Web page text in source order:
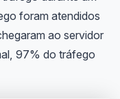
foram atendidos
ao servidor
97% do tráfego